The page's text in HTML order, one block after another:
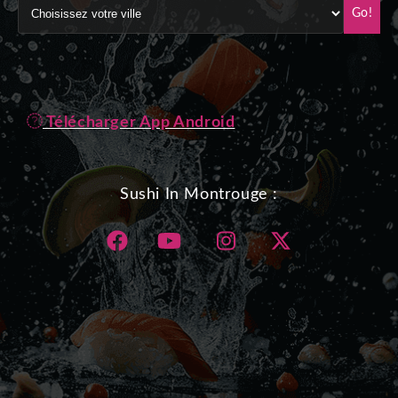
Go!
Télécharger App Android
Sushi In Montrouge :